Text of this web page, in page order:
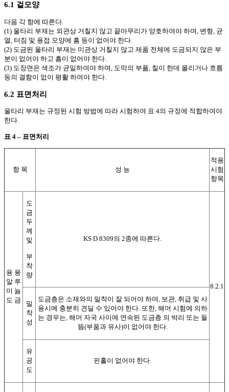
6.1 겉모양
다음 각 항에 따른다.
(1) 울타리 부재는 외관상 거칠지 않고 끝마무리가 양호하여야 하며, 변형, 균
열, 터짐 및 용접 모양에 흠 등이 없어야 한다.
(2) 도금된 울타리 부재는 미관상 거칠지 않고 제품 전체에 도금되지 않은 부
분이 없어야 하고 흠이 없어야 한다.
(3) 도장면은 색조가 균일하여야 하며, 도막의 부풂, 칠이 한데 몰리거나 흐름
등의 결함이 없이 평활 하여야 한다.
6.2 표면처리
울타리 부재는 규정된 시험 방법에 따라 시험하여 표 4의 규정에 적합하여야
한다.
표 4 – 표면처리
항 목 성 능
적용
시험
항목
용 융
알 루
미 늄
도 금
도
금
두
께
및
부
착
량
KS D 8309의 2종에 따른다.
8.2.1
밀
착
성
도금층은 소재와의 밀착이 잘 되어야 하며, 보관, 취급 및 사
용시에 충분히 견딜 수 있어야 한다. 또한, 해머 시험에 의하
는 경우는, 해머 자국 사이에 연속된 도금층 의 박리 또는 들
뜸(부품과 유사)이 없어야 한다.
유
공
도
핀홀이 없어야 한다.